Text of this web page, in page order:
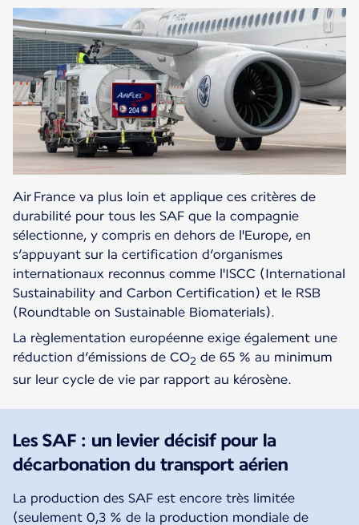
Air France va plus loin et applique ces critères de
durabilité pour tous les SAF que la compagnie
sélectionne, y compris en dehors de l'Europe, en
s’appuyant sur la certification d’organismes
internationaux reconnus comme l'ISCC (International
Sustainability and Carbon Certification) et le RSB
(Roundtable on Sustainable Biomaterials).
La règlementation européenne exige également une
réduction d’émissions de CO2 de 65 % au minimum
sur leur cycle de vie par rapport au kérosène.
Les SAF : un levier décisif pour la
décarbonation du transport aérien
La production des SAF est encore très limitée
(seulement 0,3 % de la production mondiale de